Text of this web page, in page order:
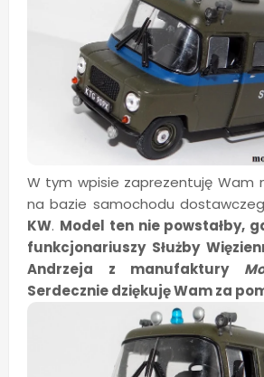
W tym wpisie zaprezentuję Wam
na bazie samochodu
KW. Model ten nie powstałby,
funkcjonariuszy Służby
Andrzeja z manufaktury
Serdecznie dziękuję Wam za